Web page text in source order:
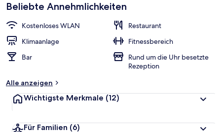
Beliebte Annehmlichkeiten
Kostenloses WLAN
Restaurant
Klimaanlage
Fitnessbereich
Bar
Rund um die Uhr besetzte
Rezeption
Alle anzeigen
Wichtigste Merkmale (12)
Für Familien (6)